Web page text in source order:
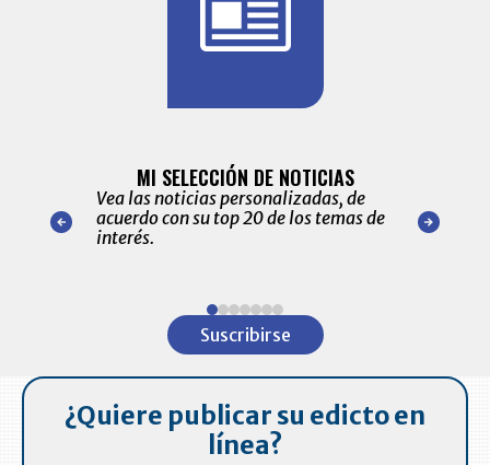
nuestro
para
MI SELECCIÓN DE NOTICIAS
Vea las noticias personalizadas, de
acuerdo con su top 20 de los temas de
interés.
de las
Suscribirse
¿Quiere publicar su edicto en
línea?